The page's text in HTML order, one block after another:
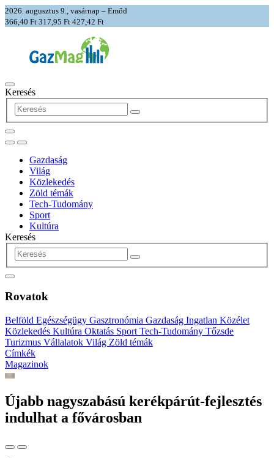
2026. augusztus 9., vasárnap – Emőd
366,40 Ft 317,95 Ft 427,42 Ft
Keresés
Gazdaság
Világ
Közlekedés
Zöld témák
Tech-Tudomány
Sport
Kultúra
Keresés
Rovatok
Belföld Egészségügy Gasztronómia Gazdaság Ingatlan Közélet
Közlekedés Kultúra Oktatás Sport Tech-Tudomány Tőzsde
Turizmus Vállalatok Világ Zöld témák
Címkék
Magazinok
Újabb nagyszabású kerékpárút-fejlesztés
indulhat a fővárosban